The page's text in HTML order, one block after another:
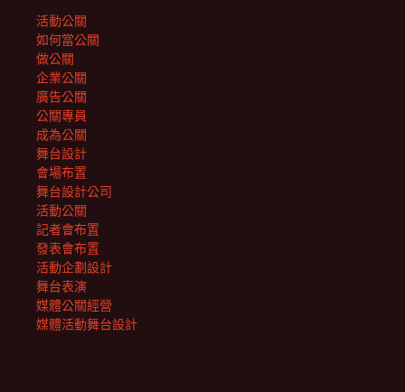
活動公關
如何當公關
做公關
企業公關
廣告公關
公關專員
成為公關
舞台設計
會場布置
舞台設計公司
活動公關
記者會布置
發表會布置
活動企劃設計
舞台表演
媒體公關經營
媒體活動舞台設計